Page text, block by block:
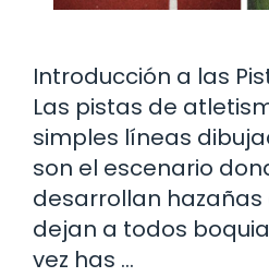
Introducción a las
Las pistas de
simples líneas
son el escenario
desarrollan
dejan a todos
vez has …